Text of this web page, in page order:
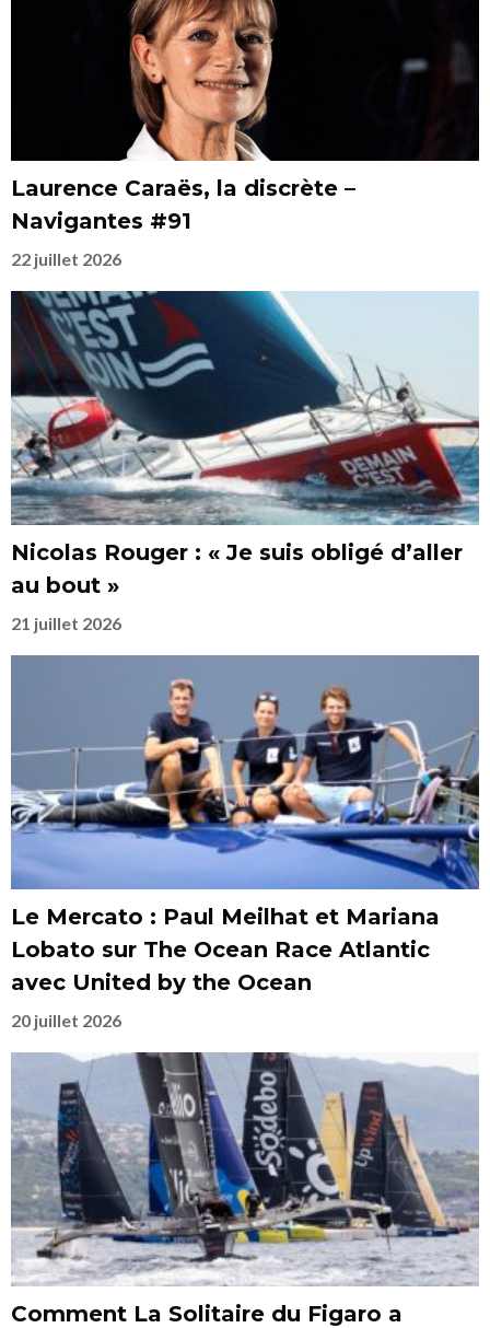
Laurence Caraës, la discrète –
Navigantes #91
22 juillet 2026
Nicolas Rouger : « Je suis obligé d’aller
au bout »
21 juillet 2026
Le Mercato : Paul Meilhat et Mariana
Lobato sur The Ocean Race Atlantic
avec United by the Ocean
20 juillet 2026
Comment La Solitaire du Figaro a